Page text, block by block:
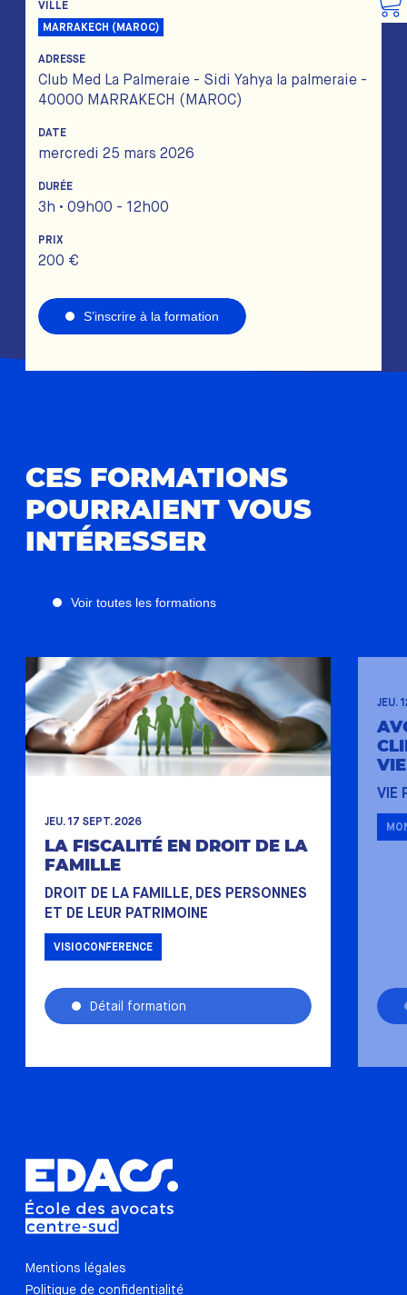
VILLE
MARRAKECH (MAROC)
ADRESSE
Club Med La Palmeraie - Sidi Yahya la palmeraie -
40000 MARRAKECH (MAROC)
DATE
mercredi 25 mars 2026
DURÉE
3h • 09h00 - 12h00
PRIX
200 €
S’inscrire à la formation
CES FORMATIONS
POURRAIENT VOUS
INTÉRESSER
Voir toutes les formations
JEU. 17 SEPT. 2026
LA FISCALITÉ EN DROIT DE LA
FAMILLE
DROIT DE LA FAMILLE, DES PERSONNES
ET DE LEUR PATRIMOINE
VISIOCONFERENCE
Détail formation
JEU.
VIE
Mentions légales
Politique de confidentialité